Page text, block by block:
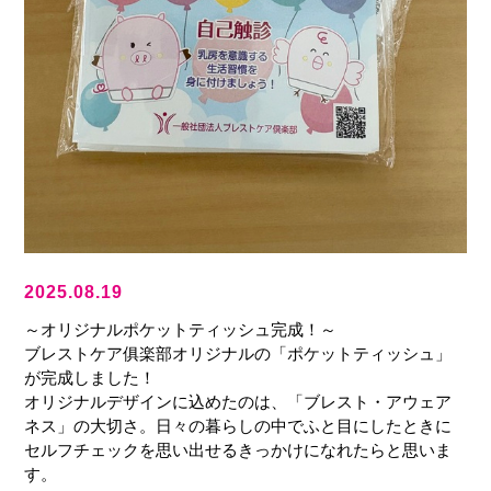
2025.08.19
～オリジナルポケットティッシュ完成！～
ブレストケア俱楽部オリジナルの「ポケットティッシュ」
が完成しました！
オリジナルデザインに込めたのは、「ブレスト・アウェア
ネス」の大切さ。日々の暮らしの中でふと目にしたときに
セルフチェックを思い出せるきっかけになれたらと思いま
す。